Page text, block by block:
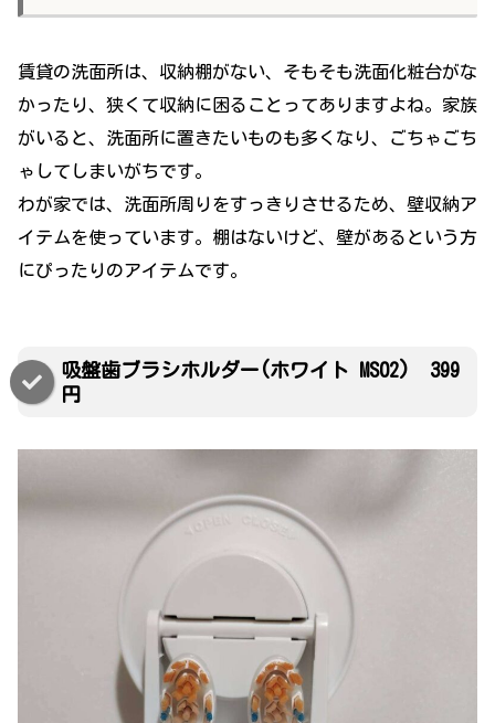
賃貸の洗面所は、収納棚がない、そもそも洗面化粧台がな
かったり、狭くて収納に困ることってありますよね。家族
がいると、洗面所に置きたいものも多くなり、ごちゃごち
ゃしてしまいがちです。
わが家では、洗面所周りをすっきりさせるため、壁収納ア
イテムを使っています。棚はないけど、壁があるという方
にぴったりのアイテムです。
吸盤歯ブラシホルダー(ホワイト MS02) 399
円